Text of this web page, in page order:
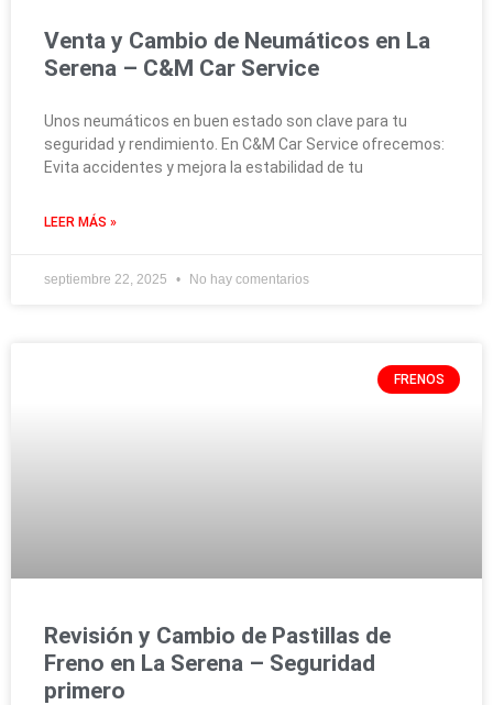
Venta y Cambio de Neumáticos en La
Serena – C&M Car Service
Unos neumáticos en buen estado son clave para tu
seguridad y rendimiento. En C&M Car Service ofrecemos:
Evita accidentes y mejora la estabilidad de tu
LEER MÁS »
septiembre 22, 2025 No hay comentarios
FRENOS
Revisión y Cambio de Pastillas de
Freno en La Serena – Seguridad
primero